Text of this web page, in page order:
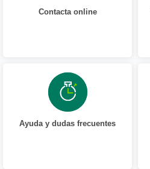
Contacta online
Ayuda y dudas frecuentes